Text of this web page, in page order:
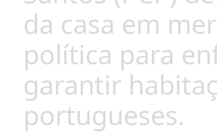
da casa em
política para
garantir
portugueses.